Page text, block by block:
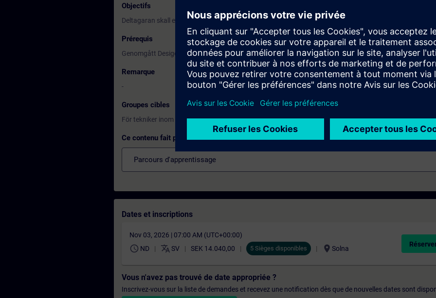
Objectifs
Deltagaran skall efter genomgågnen utbildning kunna installera systemet Desigo CC
Prérequis
Genomgått Desigo CC Steg 1 (TDP64 eller TDP65)
Remarque
-
Groupes cibles
För tekniker inom Brand, Komfort och Säkerhet
Ce contenu fait partie de
Parcours d'apprentissage
Dates et inscriptions
Nov 03, 2026 | 07:00 AM (UTC+00:00)
schedule ND translate SV SEK 14.040,00 5 Sièges disponibles location_on Solna
Vous n'avez pas trouvé de date appropriée ?
Inscrivez-vous sur la liste de demandes et recevez une notification dès que de nouvelles dates sont